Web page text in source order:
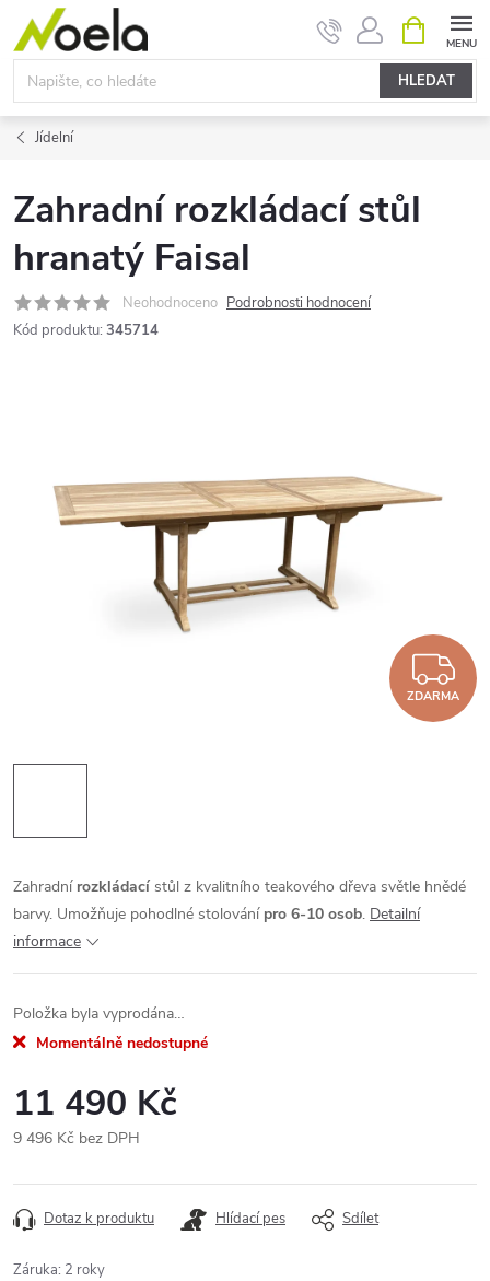
Přejít
obsah
HLEDAT
NÁKUPNÍ
KOŠÍK
Jídelní
Zahradní rozkládací stůl
hranatý Faisal
Neohodnoceno Podrobnosti hodnocení
Kód produktu: 345714
ZDARMA
Zahradní rozkládací stůl z kvalitního teakového dřeva světle hnědé
barvy. Umožňuje pohodlné stolování pro 6-10 osob. Detailní
informace
Položka byla vyprodána…
Momentálně nedostupné
11 490 Kč
9 496 Kč bez DPH
cena:
Dotaz k produktu Hlídací pes Sdílet
Záruka: 2 roky